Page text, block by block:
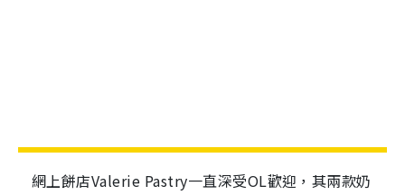
網上餅店Valerie Pastry一直深受OL歡迎，其兩款奶